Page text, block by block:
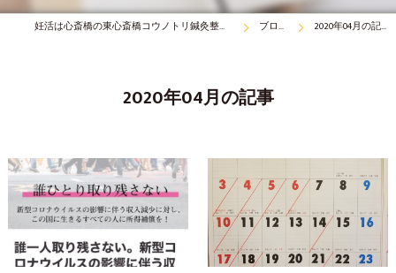
妊活は心斎橋の東心斎橋コウノトリ鍼灸整体院 ブログ 2020年04月の記事
2020年04月の記事